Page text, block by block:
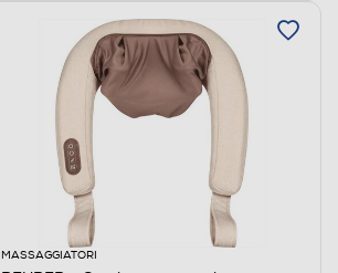
MASSAGGIATORI